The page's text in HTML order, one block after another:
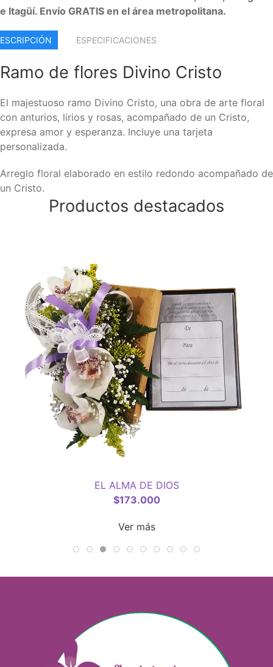
e Itagüí. Envío GRATIS en el área metropolitana.
ESPECIFICACIONES
Ramo de flores Divino Cristo
El majestuoso ramo Divino Cristo, una obra de arte floral
con anturios, lirios y rosas, acompañado de un Cristo,
expresa amor y esperanza. Incluye una tarjeta
personalizada.
Arreglo floral elaborado en estilo redondo acompañado de
un Cristo.
Productos destacados
EL ALMA DE DIOS
$173.000
Ver más